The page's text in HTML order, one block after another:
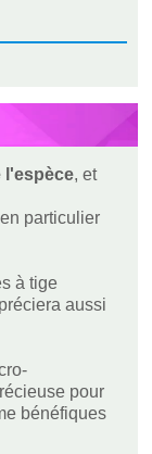
l'espèce, et
particulier
à tige
aussi
pour
bénéfiques